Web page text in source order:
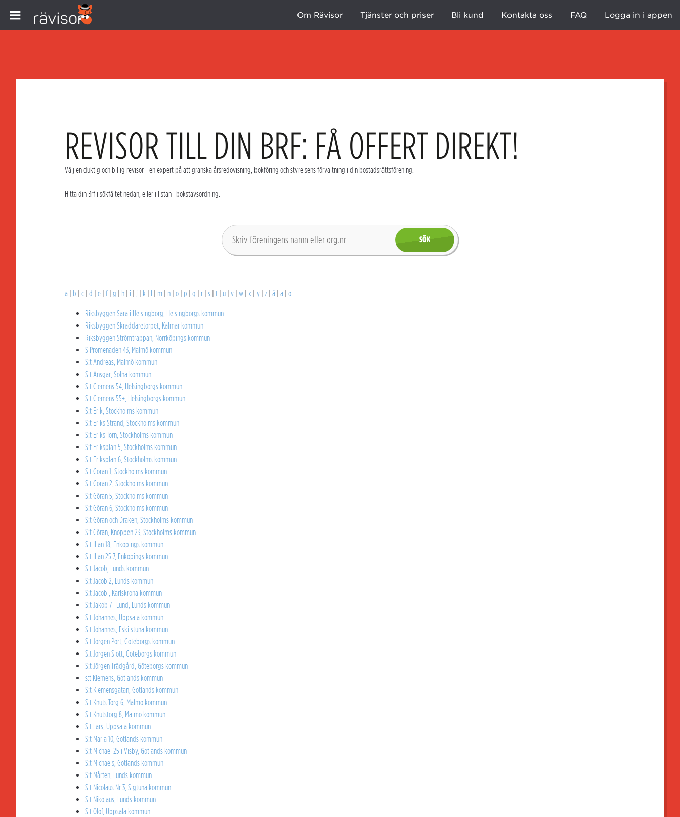
Om Rävisor Tjänster och priser Bli kund Kontakta oss FAQ Logga in i appen
REVISOR TILL DIN BRF: FÅ OFFERT DIREKT!
Välj en duktig och billig revisor- en expert på att granska årsredovisning, bokföring och styrelsens förvaltning i din bostadsrättsförening.
Hitta din Brf i sökfältet nedan, eller i listan i bokstavsordning.
a b c d e f g h i j k l m n o p q r s t u v w x y z å ä ö
Riksbyggen Sara i Helsingborg, Helsingborgs kommun
Riksbyggen Skräddaretorpet, Kalmar kommun
Riksbyggen Strömtrappan, Norrköpings kommun
S Promenaden 43, Malmö kommun
S:t Andreas, Malmö kommun
S:t Ansgar, Solna kommun
S:t Clemens 54, Helsingborgs kommun
S:t Clemens 55+, Helsingborgs kommun
S:t Erik, Stockholms kommun
S:t Eriks Strand, Stockholms kommun
S:t Eriks Torn, Stockholms kommun
S:t Eriksplan 5, Stockholms kommun
S:t Eriksplan 6, Stockholms kommun
S:t Göran 1, Stockholms kommun
S:t Göran 2, Stockholms kommun
S:t Göran 5, Stockholms kommun
S:t Göran 6, Stockholms kommun
S:t Göran och Draken, Stockholms kommun
S:t Göran, Knoppen 23, Stockholms kommun
S:t Ilian 18, Enköpings kommun
S:t Ilian 25:7, Enköpings kommun
S:t Jacob, Lunds kommun
S:t Jacob 2, Lunds kommun
S:t Jacobi, Karlskrona kommun
S:t Jakob 7 i Lund, Lunds kommun
S:t Johannes, Uppsala kommun
S:t Johannes, Eskilstuna kommun
S:t Jörgen Port, Göteborgs kommun
S:t Jörgen Slott, Göteborgs kommun
S:t Jörgen Trädgård, Göteborgs kommun
s:t Klemens, Gotlands kommun
S:t Klemensgatan, Gotlands kommun
S:t Knuts Torg 6, Malmö kommun
S:t Knutstorg 8, Malmö kommun
S:t Lars, Uppsala kommun
S:t Maria 10, Gotlands kommun
S:t Michael 25 i Visby, Gotlands kommun
S:t Michaels, Gotlands kommun
S:t Mårten, Lunds kommun
S:t Nicolaus Nr 3, Sigtuna kommun
S:t Nikolaus, Lunds kommun
S:t Olof, Uppsala kommun